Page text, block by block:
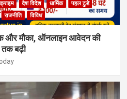
क्राइम देश विदेश धार्मिक
पहल टुडे
राजनीति विविध
और मौका, ऑनलाइन आवेदन की
बढ़ी